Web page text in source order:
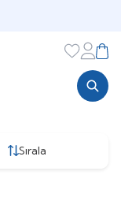
Favorilerim
Sırala